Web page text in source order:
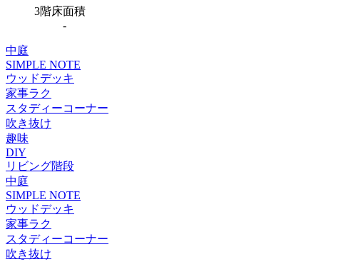
3階床面積
-
中庭
SIMPLE NOTE
ウッドデッキ
家事ラク
スタディーコーナー
吹き抜け
趣味
DIY
リビング階段
中庭
SIMPLE NOTE
ウッドデッキ
家事ラク
スタディーコーナー
吹き抜け